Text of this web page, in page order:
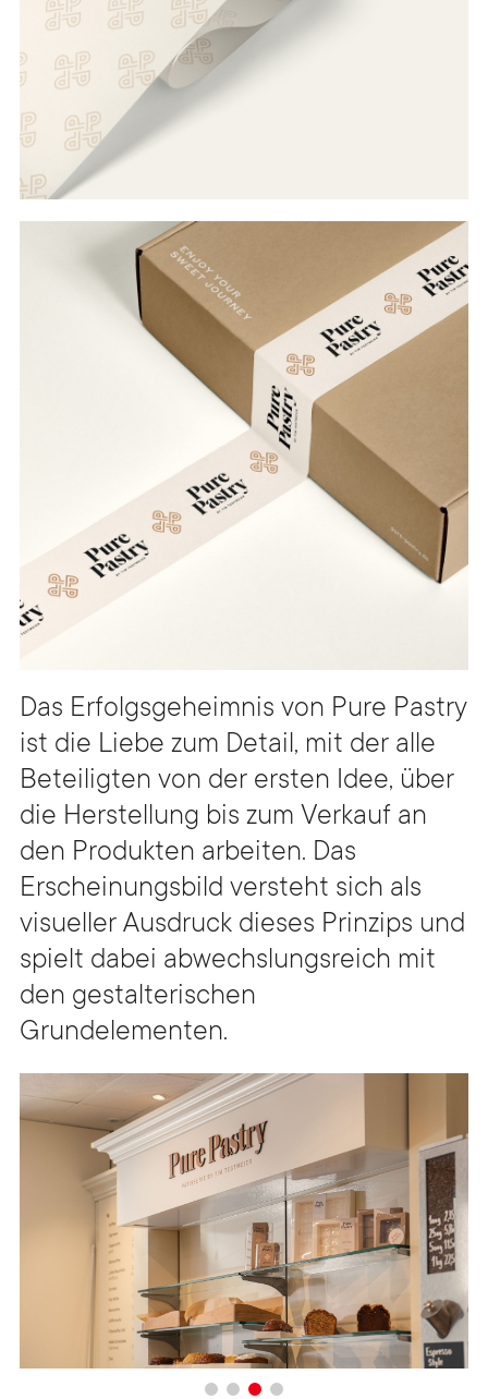
Das Erfolgsgeheimnis von Pure Pastry
ist die Liebe zum Detail, mit der alle
Beteiligten von der ersten Idee, über
die Herstellung bis zum Verkauf an
den Produkten arbeiten. Das
Erscheinungsbild versteht sich als
visueller Ausdruck dieses Prinzips und
spielt dabei abwechslungsreich mit
den gestalterischen
Grundelementen.